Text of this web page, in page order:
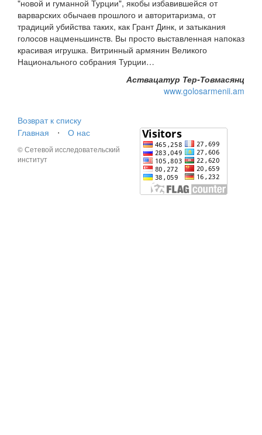
"новой и гуманной Турции", якобы избавившейся от
варварских обычаев прошлого и авторитаризма, от
традиций убийства таких, как Грант Динк, и затыкания
голосов нацменьшинств. Вы просто выставленная напоказ
красивая игрушка. Витринный армянин Великого
Национального собрания Турции…
Аствацатур Тер-Товмасянц
www.golosarmenii.am
Возврат к списку
Главная
⋅ О нас
© Сетевой исследовательский
институт